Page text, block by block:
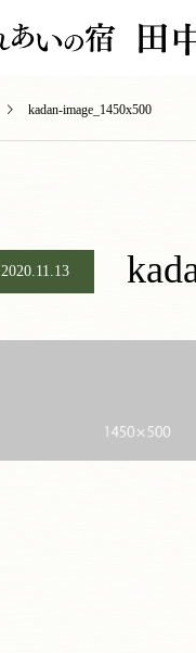
kadan-image_1450x500
2020.11.13